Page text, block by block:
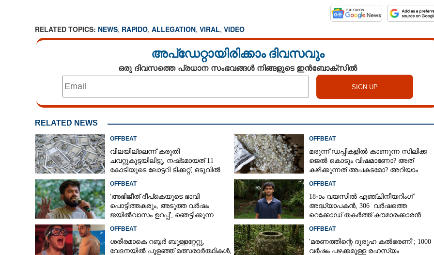
RELATED TOPICS: NEWS, RAPIDO, ALLEGATION, VIRAL, VIDEO
അപ്ഡേറ്റായിരിക്കാം ദിവസവും
ഒരു ദിവസത്തെ പ്രധാന സംഭവങ്ങൾ നിങ്ങളുടെ ഇൻബോക്സിൽ
RELATED NEWS
OFFBEAT
വിലയില്ലെന്ന് കരുതി
ചവറ്റുകുട്ടയിലിട്ടു, നഷ്‌ടമായത് 11
കോടിയുടെ ലോട്ടറി ടിക്കറ്റ്; ഒടുവിൽ
OFFBEAT
മരുന്ന് ഡപ്പികളിൽ കാണുന്ന സിലിക്ക
ജെൽ കൊടും വിഷമാണോ? അത്
കഴിക്കുന്നത് അപകടമോ? അറിയാം
OFFBEAT
'അഭിജീത് ദീപ്‌കെയുടെ ഭാവി
പൊട്ടിത്തകരും, അടുത്ത വർഷം
ജയിൽവാസം ഉറപ്പ്'; ഞെട്ടിക്കുന്ന
OFFBEAT
18-ാം വയസിൽ എഞ്ചിനീയറിംഗ്
അദ്ധ്യാപകൻ, 306 വർഷത്തെ
റെക്കോഡ് തകർത്ത് കൗമാരക്കാരൻ
OFFBEAT
ശരീരമാകെ റബ്ബർ ബുള്ളറ്റേറ്റു,
വേദനയിൽ പുളഞ്ഞ് മത്സരാർത്ഥികൾ;
OFFBEAT
'മരണത്തിന്റെ ദുരൂഹ കൽഭരണി'; 1000
വർഷം പഴക്കമുള്ള രഹസ്യം
'ആ യാത്രയ്‌ക്കുശേഷം റാപ്പിഡോ
ഡ്രൈവർ ബാ‌ത്ത്‌റൂമിൽ നിന്ന്‌ വീഡിയോ
യുവതി